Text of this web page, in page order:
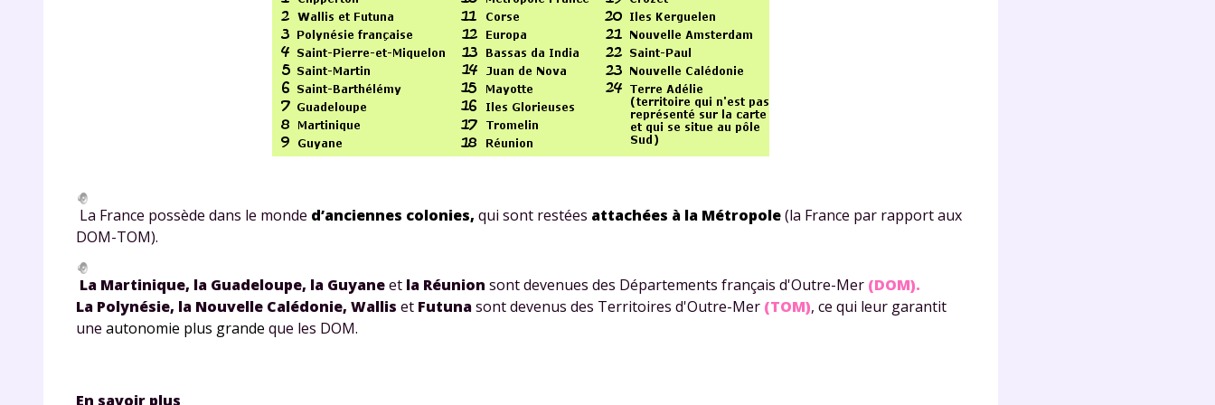
La France possède dans le monde d’anciennes colonies, qui sont restées attachées à la Métropole(la France par rapport aux
DOM-TOM).
La Martinique, la Guadeloupe, la Guyaneet la Réunion sont devenues des Départements français d'Outre-Mer (DOM).
La Polynésie, la Nouvelle Calédonie, Wallis et Futunasont devenus des Territoires d'Outre-Mer (TOM), ce qui leur garantit
une autonomie plus grande que les DOM.
En savoir plus
Envie de progresser et de
Testez gratuitement pendant 24h